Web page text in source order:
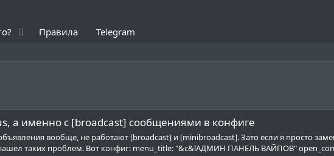
Правила Telegram
а именно с [broadcast] сообщениями в конфиге
вообще, не работают [broadcast] и [minibroadcast]. Зато если я просто
таких проблем. Вот конфиг: menu_title: "&c&lАДМИН ПАНЕЛЬ ВАЙПОВ"